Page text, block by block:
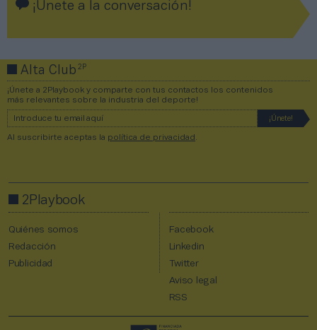
¡Únete a la conversación!
Alta Club2P
¡Únete a 2Playbook y comparte con tus contactos los contenidos
más relevantes sobre la industria del deporte!
Al suscribirte aceptas la política de privacidad
2Playbook
Quiénes somos
Redacción
Publicidad
Facebook
Linkedin
Twitter
Aviso legal
RSS